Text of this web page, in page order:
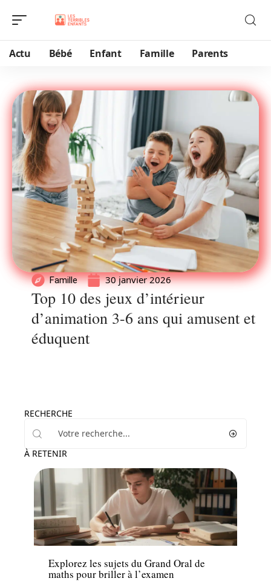
Actu Bébé Enfant Famille Parents
Famille 30 janvier 2026
Top 10 des jeux d’intérieur
d’animation 3-6 ans qui amusent et
éduquent
RECHERCHE
À RETENIR
Enfant
Explorez les sujets du Grand Oral de
maths pour briller à l’examen